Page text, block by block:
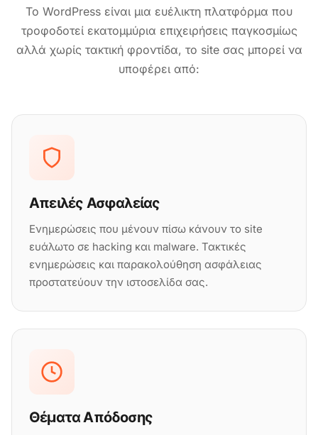
Το WordPress είναι μια ευέλικτη πλατφόρμα που
τροφοδοτεί εκατομμύρια επιχειρήσεις παγκοσμίως
αλλά χωρίς τακτική φροντίδα, το site σας μπορεί να
υποφέρει από:
Απειλές Ασφαλείας
Ενημερώσεις που μένουν πίσω κάνουν το site
ευάλωτο σε hacking και malware. Τακτικές
ενημερώσεις και παρακολούθηση ασφάλειας
προστατεύουν την ιστοσελίδα σας.
Θέματα Απόδοσης